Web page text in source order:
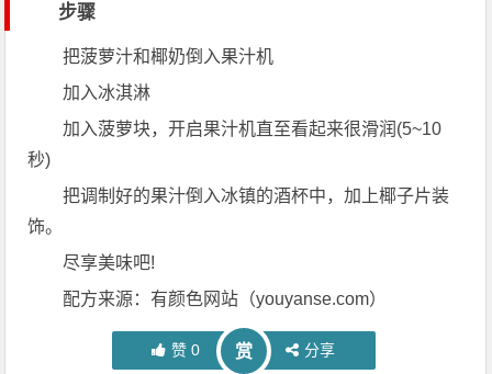
步骤
把菠萝汁和椰奶倒入果汁机
加入冰淇淋
加入菠萝块，开启果汁机直至看起来很滑润(5~10
秒)
把调制好的果汁倒入冰镇的酒杯中，加上椰子片装
饰。
尽享美味吧!
配方来源：有颜色网站（youyanse.com）
赞 0 赏 分享